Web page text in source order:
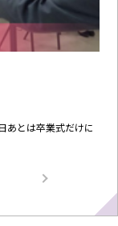
あとは卒業式だけに